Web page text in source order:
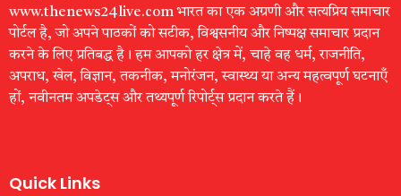
www.thenews24live.com भारत का एक अग्रणी और सत्यप्रिय समाचार
पोर्टल है, जो अपने पाठकों को सटीक, विश्वसनीय और निष्पक्ष समाचार प्रदान
करने के लिए प्रतिबद्ध है। हम आपको हर क्षेत्र में, चाहे वह धर्म, राजनीति,
अपराध, खेल, विज्ञान, तकनीक, मनोरंजन, स्वास्थ्य या अन्य महत्वपूर्ण घटनाएँ
हों, नवीनतम अपडेट्स और तथ्यपूर्ण रिपोर्ट्स प्रदान करते हैं।
Quick Links